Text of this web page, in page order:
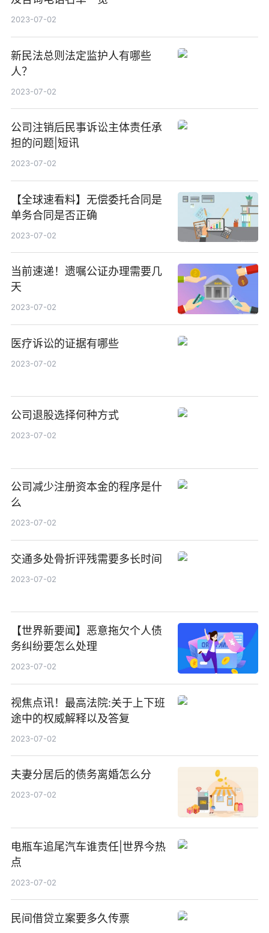
2023-07-02
新民法总则法定监护人有哪些
人？
2023-07-02
公司注销后民事诉讼主体责任承
担的问题|短讯
2023-07-02
【全球速看料】无偿委托合同是
单务合同是否正确
2023-07-02
当前速递！遗嘱公证办理需要几
天
2023-07-02
医疗诉讼的证据有哪些
2023-07-02
公司退股选择何种方式
2023-07-02
公司减少注册资本金的程序是什
么
2023-07-02
交通多处骨折评残需要多长时间
2023-07-02
【世界新要闻】恶意拖欠个人债
务纠纷要怎么处理
2023-07-02
视焦点讯！最高法院:关于上下班
途中的权威解释以及答复
2023-07-02
夫妻分居后的债务离婚怎么分
2023-07-02
电瓶车追尾汽车谁责任|世界今热
点
2023-07-02
民间借贷立案要多久传票